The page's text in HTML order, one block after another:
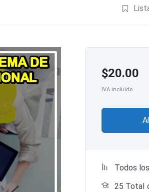
$20.00
IVA incluido
Todos
25 TotaI